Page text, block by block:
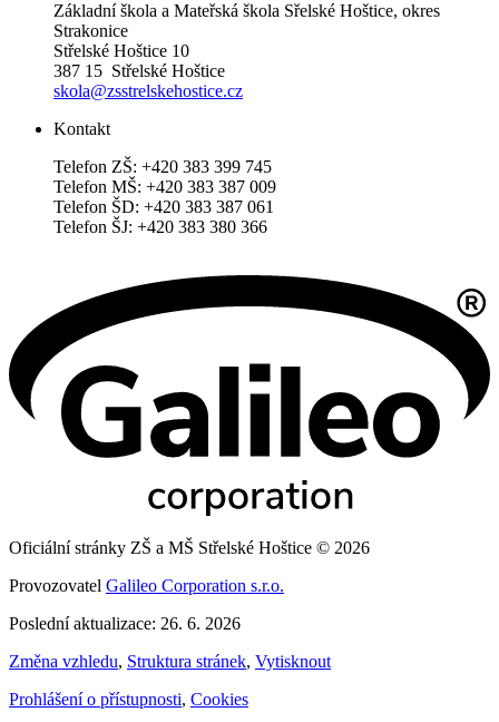
Základní škola a Mateřská škola Sřelské Hoštice, okres
Strakonice
Střelské Hoštice 10
387 15 Střelské Hoštice
skola@zsstrelskehostice.cz
Kontakt
Telefon ZŠ: +420 383 399 745
Telefon MŠ: +420 383 387 009
Telefon ŠD: +420 383 387 061
Telefon ŠJ: +420 383 380 366
Oficiální stránky ZŠ a MŠ Střelské Hoštice © 2026
Provozovatel Galileo Corporation s.r.o.
Poslední aktualizace: 26. 6. 2026
Změna vzhledu, Struktura stránek, Vytisknout
Prohlášení o přístupnosti, Cookies